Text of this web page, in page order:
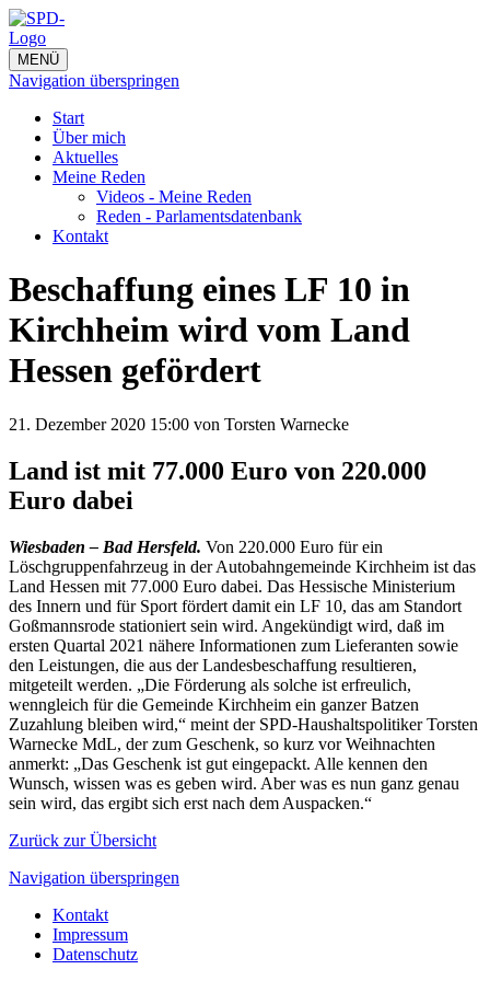
MENÜ
Navigation überspringen
Start
Über mich
Aktuelles
Meine Reden
Videos - Meine Reden
Reden - Parlamentsdatenbank
Kontakt
Beschaffung eines LF 10 in
Kirchheim wird vom Land
Hessen gefördert
21. Dezember 2020 15:00 von Torsten Warnecke
Land ist mit 77.000 Euro von 220.000
Euro dabei
Wiesbaden – Bad Hersfeld. Von 220.000 Euro für ein
Löschgruppenfahrzeug in der Autobahngemeinde Kirchheim ist das
Land Hessen mit 77.000 Euro dabei. Das Hessische Ministerium
des Innern und für Sport fördert damit ein LF 10, das am Standort
Goßmannsrode stationiert sein wird. Angekündigt wird, daß im
ersten Quartal 2021 nähere Informationen zum Lieferanten sowie
den Leistungen, die aus der Landesbeschaffung resultieren,
mitgeteilt werden. „Die Förderung als solche ist erfreulich,
wenngleich für die Gemeinde Kirchheim ein ganzer Batzen
Zuzahlung bleiben wird,“ meint der SPD-Haushaltspolitiker Torsten
Warnecke MdL, der zum Geschenk, so kurz vor Weihnachten
anmerkt: „Das Geschenk ist gut eingepackt. Alle kennen den
Wunsch, wissen was es geben wird. Aber was es nun ganz genau
sein wird, das ergibt sich erst nach dem Auspacken.“
Zurück zur Übersicht
Navigation überspringen
Kontakt
Impressum
Datenschutz